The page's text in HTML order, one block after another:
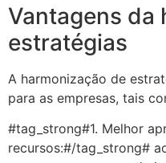
Vantagens da
estratégias
A harmonização de
para as empresas, tais
#tag_strong#1. Melhor
recursos:#/tag_strong#